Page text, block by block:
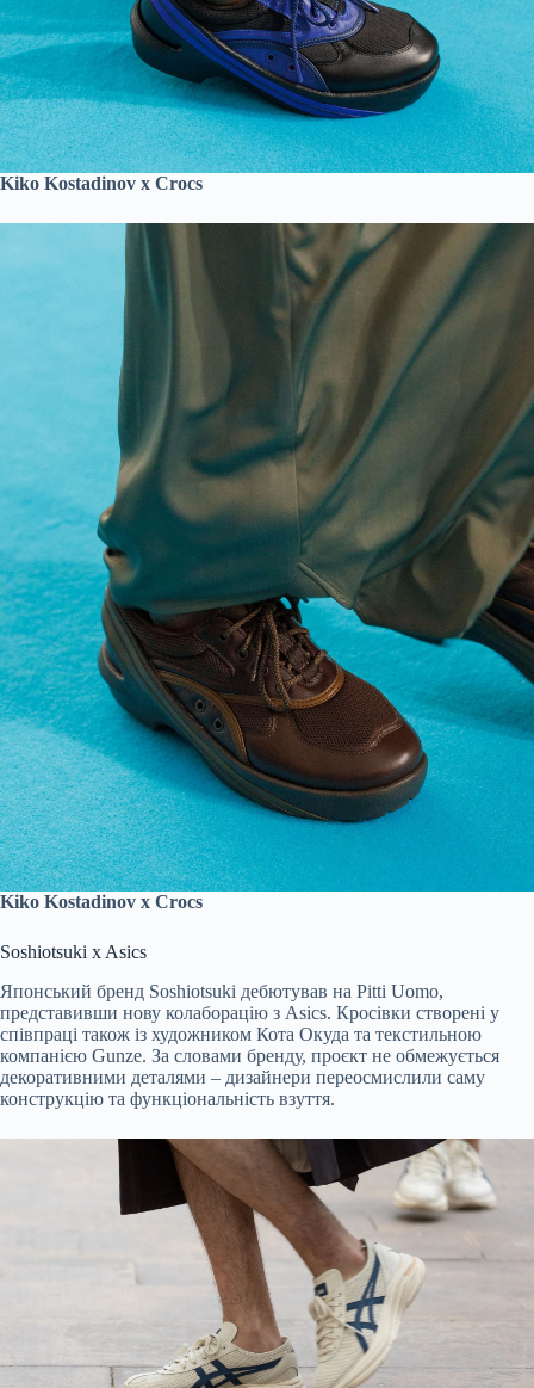
Kiko Kostadinov x Crocs
Kiko Kostadinov x Crocs
Soshiotsuki x Asics
Японський бренд Soshiotsuki дебютував на Pitti Uomo,
представивши нову колаборацію з Asics. Кросівки створені у
співпраці також із художником Кота Окуда та текстильною
компанією Gunze. За словами бренду, проєкт не обмежується
декоративними деталями – дизайнери переосмислили саму
конструкцію та функціональність взуття.